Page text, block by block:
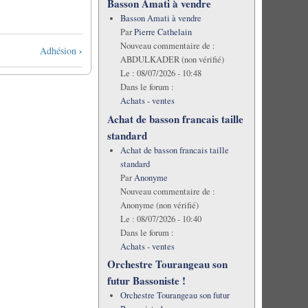
Adhésion ›
Basson Amati à vendre
Basson Amati à vendre
ParPierre Cathelain
Nouveau commentaire de :
ABDULKADER (non vérifié)
Le : 08/07/2026 - 10:48
Dans le forum :
Achats - ventes
Achat de basson francais taille
standard
Achat de basson francais taille
standard
ParAnonyme
Nouveau commentaire de :
Anonyme (non vérifié)
Le : 08/07/2026 - 10:40
Dans le forum :
Achats - ventes
Orchestre Tourangeau son
futur Bassoniste !
Orchestre Tourangeau son futur